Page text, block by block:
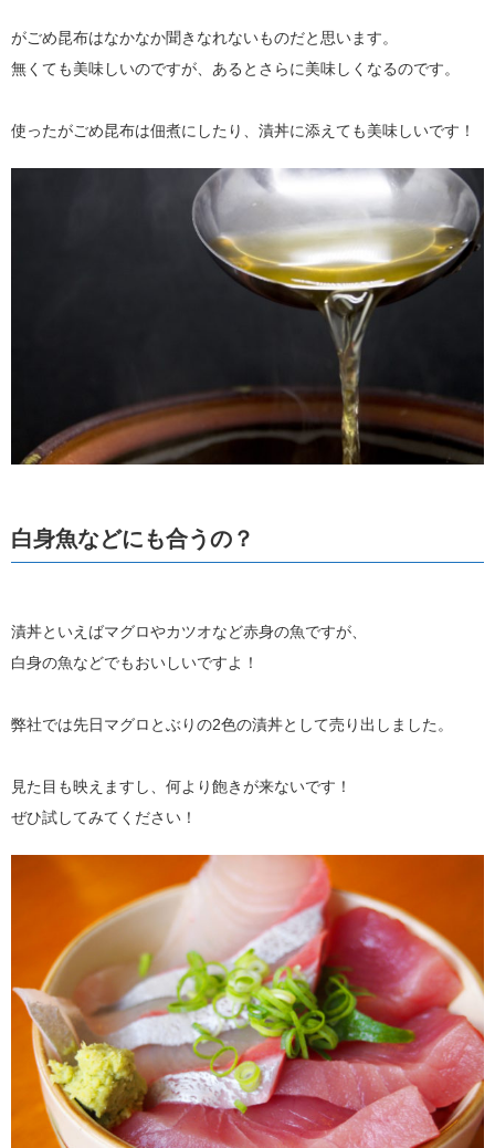
がごめ昆布はなかなか聞きなれないものだと思います。
無くても美味しいのですが、あるとさらに美味しくなるのです。
使ったがごめ昆布は佃煮にしたり、漬丼に添えても美味しいです！
白身魚などにも合うの？
漬丼といえばマグロやカツオなど赤身の魚ですが、
白身の魚などでもおいしいですよ！
弊社では先日マグロとぶりの2色の漬丼として売り出しました。
見た目も映えますし、何より飽きが来ないです！
ぜひ試してみてください！